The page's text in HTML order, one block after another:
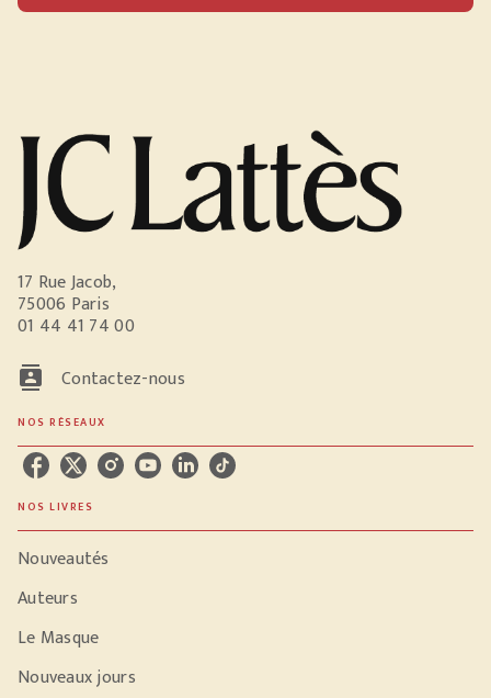
17 Rue Jacob,
75006 Paris
01 44 41 74 00
contacts Contactez-nous
NOS RÉSEAUX
NOS LIVRES
Nouveautés
Auteurs
Le Masque
Nouveaux jours